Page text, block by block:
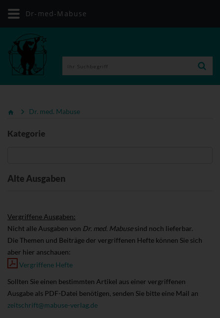
Dr. med. Mabuse
Kategorie
Alte Ausgaben
Vergriffene Ausgaben:
Nicht alle Ausgaben von Dr. med. Mabusesind noch lieferbar.
Die Themen und Beiträge der vergriffenen Hefte können Sie sich
aber hier anschauen:
Vergriffene Hefte
Sollten Sie einen bestimmten Artikel aus einer vergriffenen
Ausgabe als PDF-Datei benötigen, senden Sie bitte eine Mail an
zeitschrift@mabuse-verlag.de
Dr-med-Mabuse